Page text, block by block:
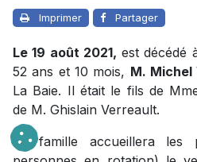
Imprimer Partager
Le 19 août 2021, est décédé
52 ans et 10 mois, M. Michel
La Baie. Il était le fils de
de M. Ghislain Verreault.
La famille accueillera les